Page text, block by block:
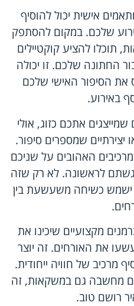
אישית יכול להוסיף
שלכם. במקום להסתפק
תוכלו להציע קוקטיילים
החתונה שלכם. זו יכולה
את הסיפור האישי שלכם
באירוע.
אתכם כזוג, אולי
שמספרים סיפור.
האהובים על שניכם
לראשונה. לא רק שזה
ישמש כשיחה משעשעת בין
מקצועיים שיכינו את
את האורחים. זה יוצר
מרכיב של חוויה ייחודית.
מחשבה גם במשקאות, זה
רושם טוב.